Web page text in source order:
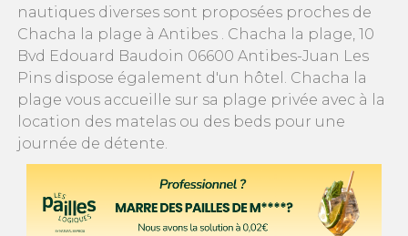
nautiques diverses sont proposées proches de
Chacha la plage à Antibes . Chacha la plage, 10
Bvd Edouard Baudoin 06600 Antibes-Juan Les
Pins dispose également d'un hôtel. Chacha la
plage vous accueille sur sa plage privée avec à la
location des matelas ou des beds pour une
journée de détente.